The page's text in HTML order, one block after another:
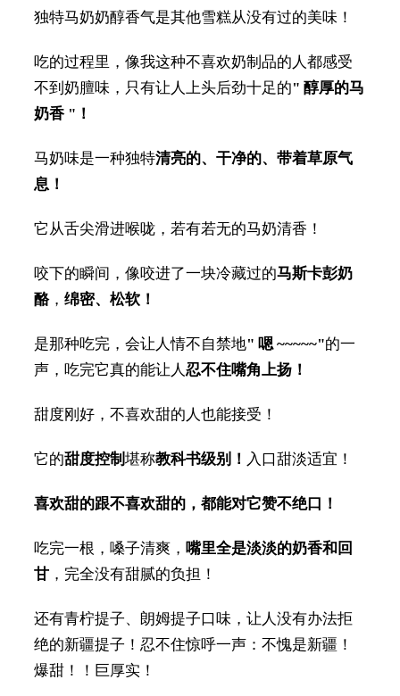
独特马奶奶醇香气是其他雪糕从没有过的美味！
吃的过程里，像我这种不喜欢奶制品的人都感受
不到奶膻味，只有让人上头后劲十足的" 醇厚的马
奶香 "！
马奶味是一种独特清亮的、干净的、带着草原气
息！
它从舌尖滑进喉咙，若有若无的马奶清香！
咬下的瞬间，像咬进了一块冷藏过的马斯卡彭奶
酪， 绵密、松软！
是那种吃完，会让人情不自禁地" 嗯 ~~~~~"的一
声，吃完它真的能让人忍不住嘴角上扬！
甜度刚好，不喜欢甜的人也能接受！
它的甜度控制 堪称教科书级别！ 入口甜淡适宜！
喜欢甜的跟不喜欢甜的，都能对它赞不绝口！
吃完一根，嗓子清爽， 嘴里全是淡淡的奶香和回
甘，完全没有甜腻的负担！
还有青柠提子、朗姆提子口味，让人没有办法拒
绝的新疆提子！忍不住惊呼一声：不愧是新疆！
爆甜！！巨厚实！